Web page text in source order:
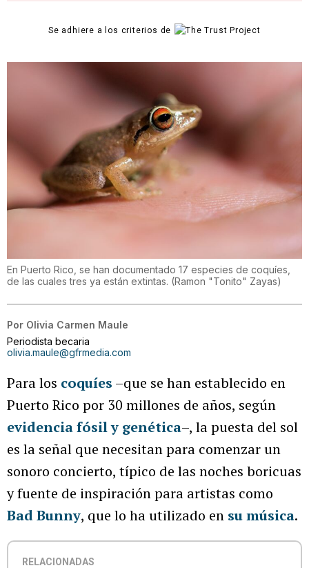
Se adhiere a los criterios de
En Puerto Rico, se han documentado 17 especies de coquíes,
de las cuales tres ya están extintas. (Ramon "Tonito" Zayas)
Por Olivia Carmen Maule
Periodista becaria
olivia.maule@gfrmedia.com
Para los coquíes –que se han establecido en
Puerto Rico por 30 millones de años, según
evidencia fósil y genética–, la puesta del sol
es la señal que necesitan para comenzar un
sonoro concierto, típico de las noches boricuas
y fuente de inspiración para artistas como
Bad Bunny, que lo ha utilizado en su música.
RELACIONADAS